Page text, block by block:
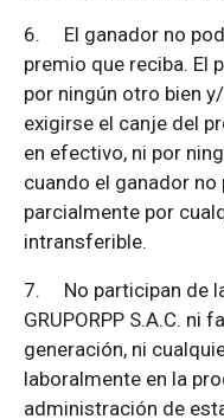
6. El ganador no
premio que reciba. El
por ningún otro bien
exigirse el canje del
en efectivo, ni por
cuando el ganador
parcialmente por
intransferible.
7. No participan de
GRUPORPP S.A.C. ni
generación, ni
laboralmente en la
administración de